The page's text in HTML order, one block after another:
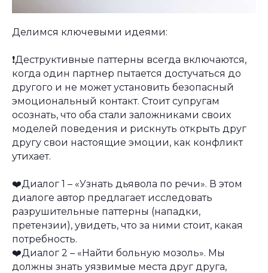
Делимся ключевыми идеями:
❗️Деструктивные паттерны всегда включаются,
когда один партнер пытается достучаться до
другого и не может установить безопасный
эмоциональный контакт. Стоит супругам
осознать, что оба стали заложниками своих
моделей поведения и рискнуть открыть друг
другу свои настоящие эмоции, как конфликт
утихает.
❤️Диалог 1 – «Узнать дьявола по речи». В этом
диалоге автор предлагает исследовать
разрушительные паттерны (нападки,
претензии), увидеть, что за ними стоит, какая
потребность.
❤️Диалог 2 – «Найти больную мозоль». Мы
должны знать уязвимые места друг друга,